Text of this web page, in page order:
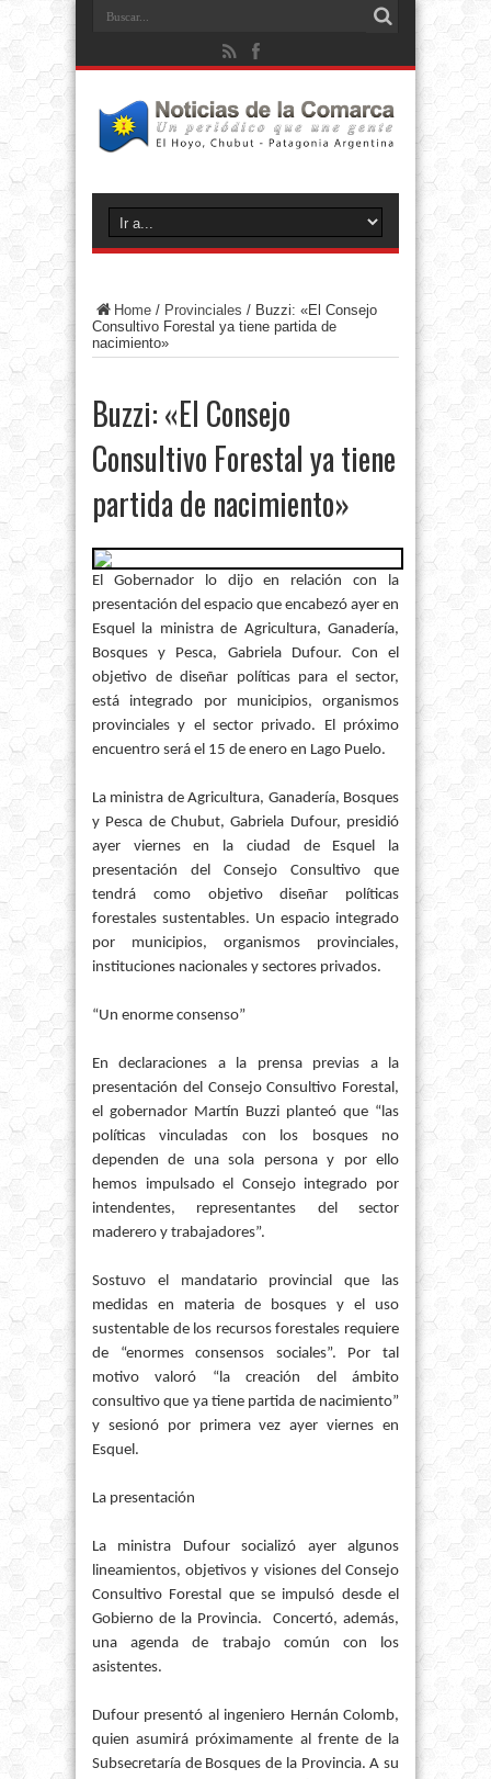
Home / Provinciales / Buzzi: «El Consejo
Consultivo Forestal ya tiene partida de
nacimiento»
Buzzi: «El Consejo
Consultivo Forestal ya tiene
partida de nacimiento»
El Gobernador lo dijo en relación con la
presentación del espacio que encabezó ayer en
Esquel la ministra de Agricultura, Ganadería,
Bosques y Pesca, Gabriela Dufour. Con el
objetivo de diseñar políticas para el sector,
está integrado por municipios, organismos
provinciales y el sector privado. El próximo
encuentro será el 15 de enero en Lago Puelo.
La ministra de Agricultura, Ganadería, Bosques
y Pesca de Chubut, Gabriela Dufour, presidió
ayer viernes en la ciudad de Esquel la
presentación del Consejo Consultivo que
tendrá como objetivo diseñar políticas
forestales sustentables. Un espacio integrado
por municipios, organismos provinciales,
instituciones nacionales y sectores privados.
“Un enorme consenso”
En declaraciones a la prensa previas a la
presentación del Consejo Consultivo Forestal,
el gobernador Martín Buzzi planteó que “las
políticas vinculadas con los bosques no
dependen de una sola persona y por ello
hemos impulsado el Consejo integrado por
intendentes, representantes del sector
maderero y trabajadores”.
Sostuvo el mandatario provincial que las
medidas en materia de bosques y el uso
sustentable de los recursos forestales requiere
de “enormes consensos sociales”. Por tal
motivo valoró “la creación del ámbito
consultivo que ya tiene partida de nacimiento”
y sesionó por primera vez ayer viernes en
Esquel.
La presentación
La ministra Dufour socializó ayer algunos
lineamientos, objetivos y visiones del Consejo
Consultivo Forestal que se impulsó desde el
Gobierno de la Provincia. Concertó, además,
una agenda de trabajo común con los
asistentes.
Dufour presentó al ingeniero Hernán Colomb,
quien asumirá próximamente al frente de la
Subsecretaría de Bosques de la Provincia. A su